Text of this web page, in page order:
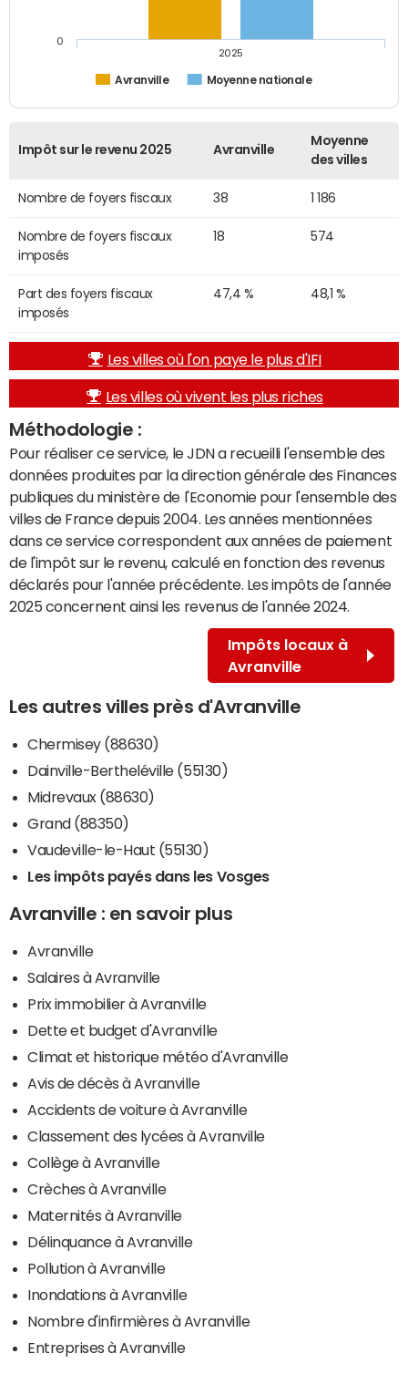
Avranville Moyenne nationale
2025
0
Impôt sur le revenu 2025 Avranville
Moyenne
des villes
Nombre de foyers fiscaux 38 1 186
Nombre de foyers fiscaux
imposés
18 574
Part des foyers fiscaux
imposés
47,4 % 48,1 %
Les villes où l'on paye le plus d'IFI
Les villes où vivent les plus riches
Méthodologie :
Pour réaliser ce service, le JDN a recueilli l'ensemble des
données produites par la direction générale des Finances
publiques du ministère de l'Economie pour l'ensemble des
villes de France depuis 2004. Les années mentionnées
dans ce service correspondent aux années de paiement
de l'impôt sur le revenu, calculé en fonction des revenus
déclarés pour l'année précédente. Les impôts de l'année
2025 concernent ainsi les revenus de l'année 2024.
Impôts locaux à
Avranville
Les autres villes près d'Avranville
Chermisey (88630)
Dainville-Bertheléville (55130)
Midrevaux (88630)
Grand (88350)
Vaudeville-le-Haut (55130)
Les impôts payés dans les Vosges
Avranville : en savoir plus
Avranville
Salaires à Avranville
Prix immobilier à Avranville
Dette et budget d'Avranville
Climat et historique météo d'Avranville
Avis de décès à Avranville
Accidents de voiture à Avranville
Classement des lycées à Avranville
Collège à Avranville
Crèches à Avranville
Maternités à Avranville
Délinquance à Avranville
Pollution à Avranville
Inondations à Avranville
Nombre d'infirmières à Avranville
Entreprises à Avranville